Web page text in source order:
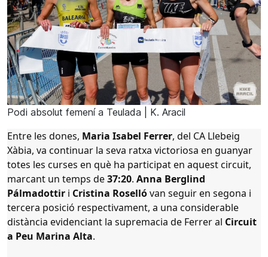
Podi absolut femení a Teulada | K. Aracil
Entre les dones, Maria Isabel Ferrer, del CA Llebeig
Xàbia, va continuar la seva ratxa victoriosa en guanyar
totes les curses en què ha participat en aquest circuit,
marcant un temps de37:20. Anna Berglind
Pálmadottir i Cristina Rosellóvan seguir en segona i
tercera posició respectivament, a una considerable
distància evidenciant la supremacia de Ferrer al Circuit
a Peu Marina Alta.